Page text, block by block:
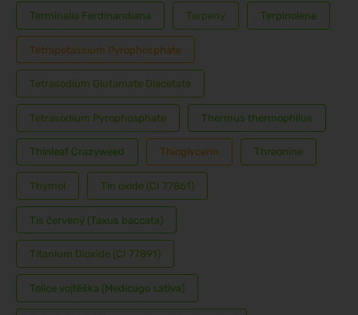
Terminalia Ferdinandiana Terpeny Terpinolene
Tetrapotassium Pyrophosphate
Tetrasodium Glutamate Diacetate
Tetrasodium Pyrophosphate Thermus thermophilus
Thinleaf Crazyweed Thioglycerin Threonine
Thymol Tin oxide (CI 77861)
Tis červený (Taxus baccata)
Titanium Dioxide (CI 77891)
Tolice vojtěška (Medicago sativa)